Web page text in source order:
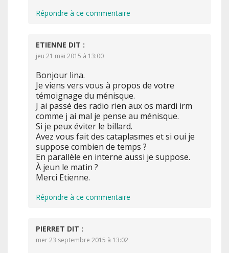
Répondre à ce commentaire
ETIENNE DIT :
jeu 21 mai 2015 à 13:00
Bonjour lina.
Je viens vers vous à propos de votre
témoignage du ménisque.
J ai passé des radio rien aux os mardi irm
comme j ai mal je pense au ménisque.
Si je peux éviter le billard.
Avez vous fait des cataplasmes et si oui je
suppose combien de temps ?
En parallèle en interne aussi je suppose.
À jeun le matin ?
Merci Etienne.
Répondre à ce commentaire
PIERRET DIT :
mer 23 septembre 2015 à 13:02